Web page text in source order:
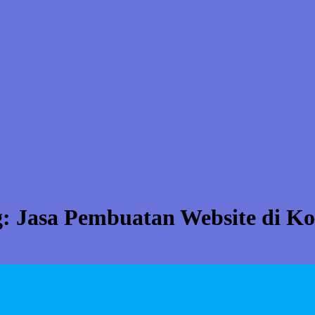
Jasa Pembuatan Website di